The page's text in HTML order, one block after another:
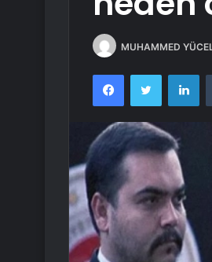
MUHAMMED
FacebookTwitter